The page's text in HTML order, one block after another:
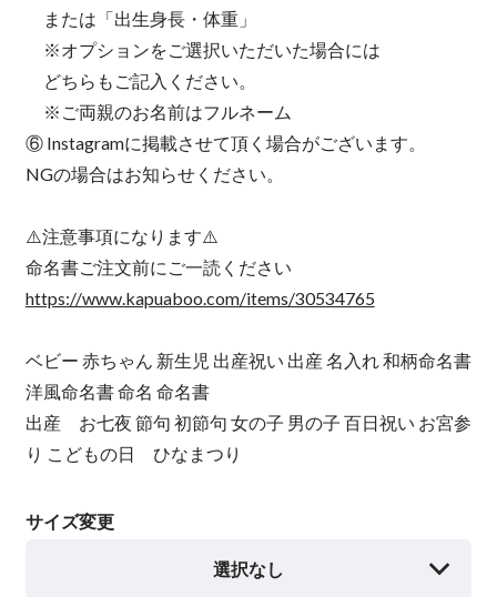
または「出生身長・体重」
※オプションをご選択いただいた場合には
どちらもご記入ください。
※ご両親のお名前はフルネーム
⑥ Instagramに掲載させて頂く場合がございます。
NGの場合はお知らせください。
⚠️注意事項になります⚠️
命名書ご注文前にご一読ください
https://www.kapuaboo.com/items/30534765
ベビー 赤ちゃん 新生児 出産祝い 出産 名入れ 和柄命名書
洋風命名書 命名 命名書
出産 お七夜 節句 初節句 女の子 男の子 百日祝い お宮参
り こどもの日 ひなまつり
サイズ変更
選択なし